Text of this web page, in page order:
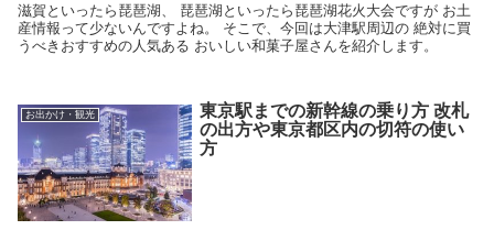
滋賀といったら琵琶湖、 琵琶湖といったら琵琶湖花火大会ですが お土
産情報って少ないんですよね。 そこで、今回は大津駅周辺の 絶対に買
うべきおすすめの人気ある おいしい和菓子屋さんを紹介します。
お出かけ・観光
東京駅までの新幹線の乗り方 改札
の出方や東京都区内の切符の使い
方